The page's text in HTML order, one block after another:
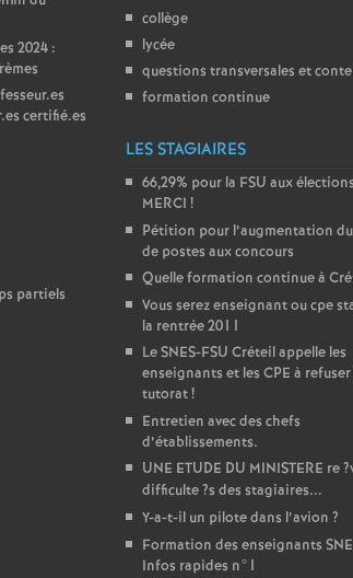
2024 :
certifié.es
partiels
collège
lycée
questions transversales et
formation continue
LES STAGIAIRES
66,29% pour la FSU aux élections
MERCI !
Pétition pour l’augmentation
de postes aux concours
Quelle formation continue à
Vous serez enseignant ou cpe
la rentrée 2011
LeSNES-FSU Créteil appelle les
enseignants et les CPE à
tutorat!
Entretien avec des chefs
d’établissements.
UNE ETUDE DU MINISTERE re
difficulte?s des stagiaires...
Y-a-t-il un pilote dans l’avion ?
Formation des enseignants
Infos rapides n°1